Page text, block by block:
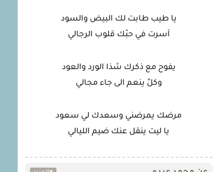
يا طيب طابت لك البيض والسود
آسرت في حبّك قلوب الرجالي
يفوح مع ذكرك شذا الورد والعود
وكلً ينعم الى جاء مجالي
مرضك يمرضني وسعدك لي سعود
يا ليت ينقل عنك ضيم الليالي